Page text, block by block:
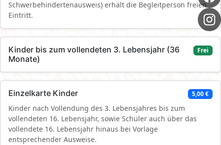
Schwerbehindertenausweis) erhält die Begleitperson freien
Eintritt.
Kinder bis zum vollendeten 3. Lebensjahr (36
Monate)
Frei
Einzelkarte Kinder 5,00 €
Kinder nach Vollendung des 3. Lebensjahres bis zum
vollendeten 16. Lebensjahr, sowie Schüler auch über das
vollendete 16. Lebensjahr hinaus bei Vorlage
entsprechender Ausweise.